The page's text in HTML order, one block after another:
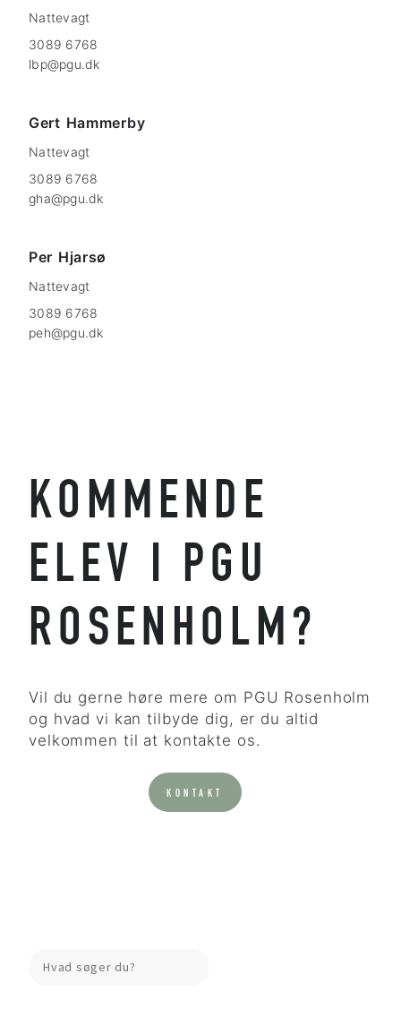
Nattevagt
3089 6768
lbp@pgu.dk
Gert Hammerby
Nattevagt
3089 6768
gha@pgu.dk
Per Hjarsø
Nattevagt
3089 6768
peh@pgu.dk
KOMMENDE
ELEV I PGU
ROSENHOLM?
Vil du gerne høre mere om PGU Rosenholm
og hvad vi kan tilbyde dig, er du altid
velkommen til at kontakte os.
KONTAKT